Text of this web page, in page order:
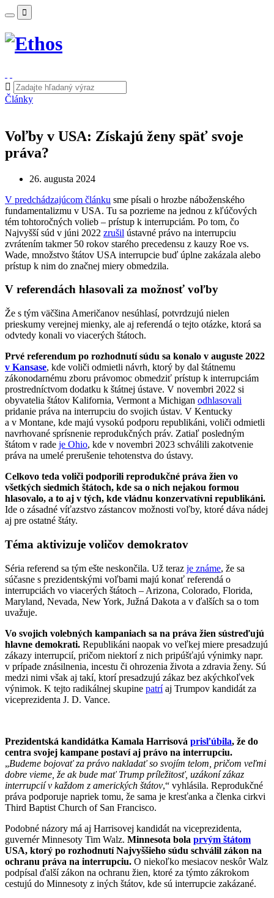
Články
Voľby v USA: Získajú ženy späť svoje
práva?
26. augusta 2024
V predchádzajúcom článku sme písali o hrozbe náboženského
fundamentalizmu v USA. Tu sa pozrieme na jednou z kľúčových
tém tohtoročných volieb – prístup k interrupciám. Po tom, čo
Najvyšší súd v júni 2022 zrušil ústavné právo na interrupciu
zvrátením takmer 50 rokov starého precedensu z kauzy Roe vs.
Wade, množstvo štátov USA interrupcie buď úplne zakázala alebo
prístup k nim do značnej miery obmedzila.
V referendách hlasovali za možnosť voľby
Že s tým väčšina Američanov nesúhlasí, potvrdzujú nielen
prieskumy verejnej mienky, ale aj referendá o tejto otázke, ktorá sa
odvtedy konali vo viacerých štátoch.
Prvé referendum po rozhodnutí súdu sa konalo v auguste 2022
v Kansase, kde voliči odmietli návrh, ktorý by dal štátnemu
zákonodarnému zboru právomoc obmedziť prístup k interrupciám
prostredníctvom dodatku k štátnej ústave. V novembri 2022 si
obyvatelia štátov Kalifornia, Vermont a Michigan odhlasovali
pridanie práva na interrupciu do svojich ústav. V Kentucky
a v Montane, kde majú vysokú podporu republikáni, voliči odmietli
navrhované sprísnenie reprodukčných práv. Zatiaľ posledným
štátom v rade je Ohio, kde v novembri 2023 schválili zakotvenie
práva na umelé prerušenie tehotenstva do ústavy.
Celkovo teda voliči podporili reprodukčné práva žien vo
všetkých siedmich štátoch, kde sa o nich nejakou formou
hlasovalo, a to aj v tých, kde vládnu konzervatívni republikáni.
Ide o zásadné víťazstvo zástancov možnosti voľby, ktoré dáva nádej
aj pre ostatné štáty.
Téma aktivizuje voličov demokratov
Séria referend sa tým ešte neskončila. Už teraz je známe, že sa
súčasne s prezidentskými voľbami majú konať referendá o
interrupciách vo viacerých štátoch – Arizona, Colorado, Florida,
Maryland, Nevada, New York, Južná Dakota a v ďalších sa o tom
uvažuje.
Vo svojich volebných kampaniach sa na práva žien sústreďujú
hlavne demokrati. Republikáni naopak vo veľkej miere presadzujú
zákazy interrupcií, pričom niektorí z nich pripúšťajú výnimky napr.
v prípade znásilnenia, incestu či ohrozenia života a zdravia ženy. Sú
medzi nimi však aj takí, ktorí presadzujú zákaz bez akýchkoľvek
výnimok. K tejto radikálnej skupine patríaj Trumpov kandidát za
viceprezidenta J. D. Vance.
Prezidentská kandidátka Kamala Harrisová prisľúbila, že do
centra svojej kampane postaví aj právo na interrupciu.
„Budeme bojovať za právo nakladať so svojím telom, pričom veľmi
dobre vieme, že ak bude mať Trump príležitosť, uzákoní zákaz
interrupcií v každom z amerických štátov,“ vyhlásila. Reprodukčné
práva podporuje napriek tomu, že sama je kresťanka a členka cirkvi
Third Baptist Church of San Francisco.
Podobné názory má aj Harrisovej kandidát na viceprezidenta,
guvernér Minnesoty Tim Walz. Minnesota bola prvým štátom
USA, ktorý po rozhodnutí Najvyššieho súdu schválil zákon na
ochranu práva na interrupciu. O niekoľko mesiacov neskôr Walz
podpísal ďalší zákon na ochranu žien, ktoré za týmto zákrokom
cestujú do Minnesoty z iných štátov, kde sú interrupcie zakázané.